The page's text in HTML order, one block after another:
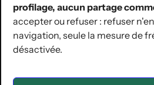
profilage, aucun partage
accepter ou refuser : refuser
navigation, seule la mesure de
désactivée.
Rue Jules
1420 Braine-
02 854 07
ASBL POP